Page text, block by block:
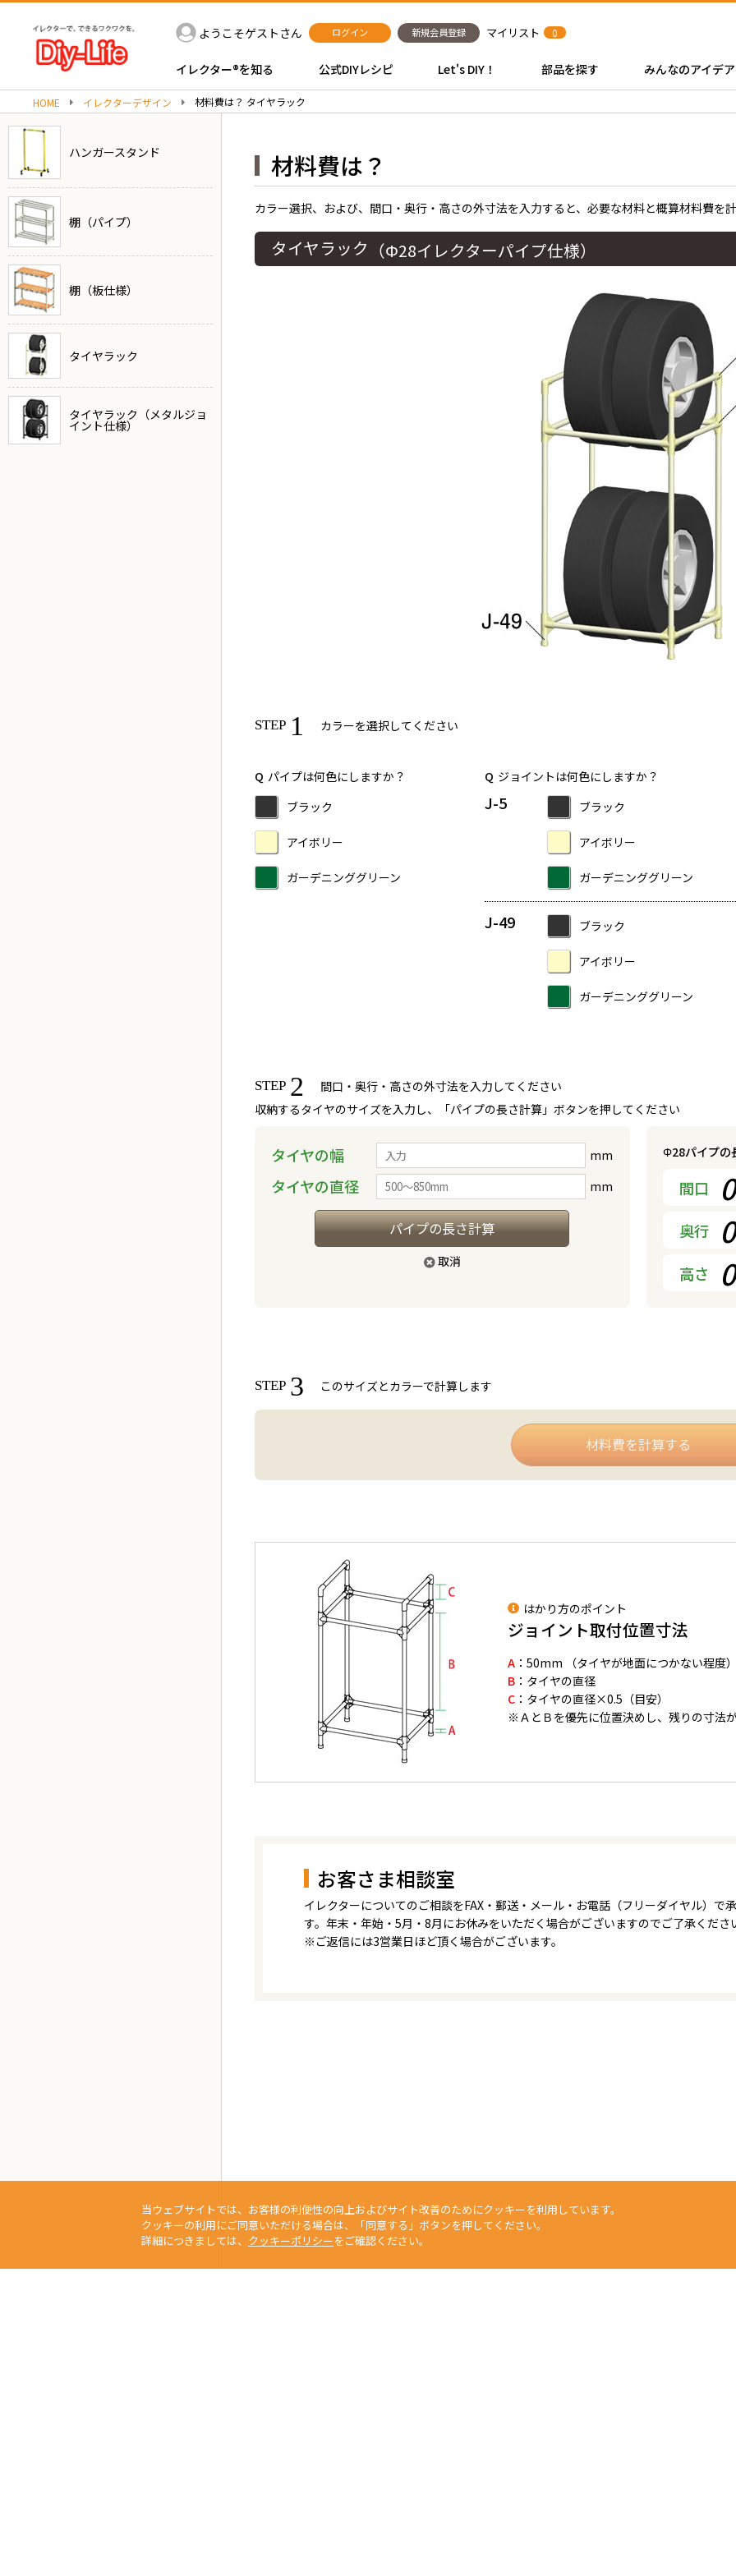
ようこそゲストさん ログイン 新規会員登録 マイリスト 0
イレクター®を知る 公式DIYレシピ Let's DIY！ 部品を探す みんなのアイデ
HOME イレクターデザイン 材料費は？ タイヤラック
ハンガースタンド
棚（パイプ）
棚（板仕様）
タイヤラック
タイヤラック（メタルジョ
イント仕様）
材料費は？
カラー選択、および、間口・奥行・高さの外寸法を入力すると、必要な材料と概算材料費を計
タイヤラック （Φ28イレクターパイプ仕様）
STEP 1 カラーを選択してください
Q パイプは何色にしますか？
ブラック
アイボリー
ガーデニンググリーン
Q ジョイントは何色にしますか？
J-5 ブラック
アイボリー
ガーデニンググリーン
J-49 ブラック
アイボリー
ガーデニンググリーン
STEP 2
間口・奥行・高さの外寸法を入力してください
収納するタイヤのサイズを入力し、「パイプの長さ計算」ボタンを押してください
タイヤの幅 mm
タイヤの直径 mm
パイプの長さ計算
取消
Φ28パイプの
間口 0
奥行 0
高さ 0
STEP 3 このサイズとカラーで計算します
はかり方のポイント
ジョイント取付位置寸法
A ：50mm （タイヤが地面につかない程度）
B ：タイヤの直径
C ：タイヤの直径×0.5（目安）
※ＡとＢを優先に位置決めし、残りの寸法
お客さま相談室
イレクターについてのご相談をFAX・郵送・メール・お電話（フリーダイヤル）で
す。年末・年始・5月・8月にお休みをいただく場合がございますのでご了承くださ
※ご返信には3営業日ほど頂く場合がございます。
当ウェブサイトでは、お客様の利便性の向上およびサイト改善のためにクッキーを利用しています。
クッキーの利用にご同意いただける場合は、「同意する」ボタンを押してください。
詳細につきましては、 クッキーポリシーをご確認ください。